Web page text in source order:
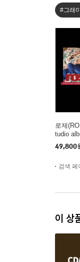
#그래
로제
tudio
루 컬러
49,800
검색 페
이 상